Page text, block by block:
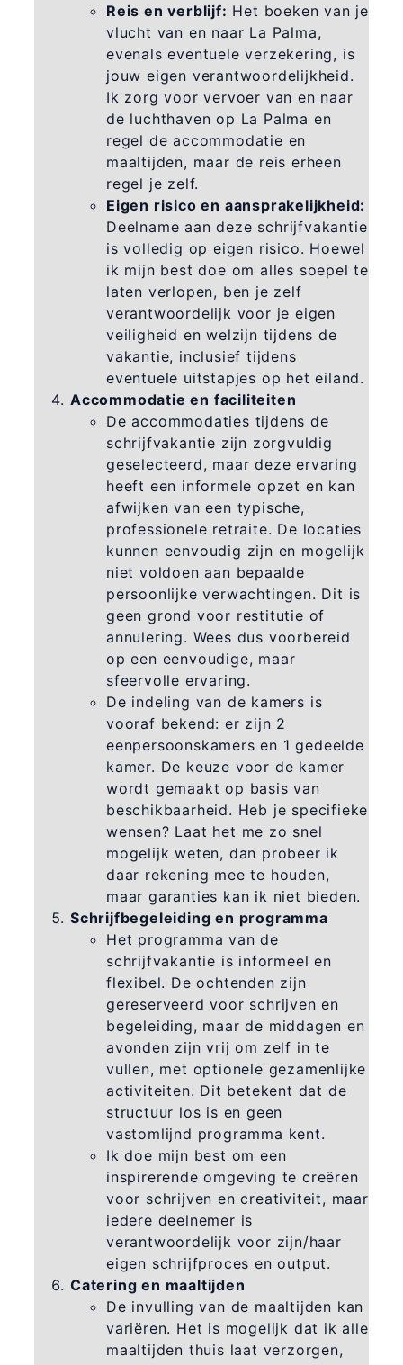
Reis en verblijf: Het boeken van je
vlucht van en naar La Palma,
evenals eventuele verzekering, is
jouw eigen verantwoordelijkheid.
Ik zorg voor vervoer van en naar
de luchthaven op La Palma en
regel de accommodatie en
maaltijden, maar de reis erheen
regel je zelf.
Eigen risico en aansprakelijkheid:
Deelname aan deze schrijfvakantie
is volledig op eigen risico. Hoewel
ik mijn best doe om alles soepel te
laten verlopen, ben je zelf
verantwoordelijk voor je eigen
veiligheid en welzijn tijdens de
vakantie, inclusief tijdens
eventuele uitstapjes op het eiland.
Accommodatie en faciliteiten
De accommodaties tijdens de
schrijfvakantie zijn zorgvuldig
geselecteerd, maar deze ervaring
heeft een informele opzet en kan
afwijken van een typische,
professionele retraite. De locaties
kunnen eenvoudig zijn en mogelijk
niet voldoen aan bepaalde
persoonlijke verwachtingen. Dit is
geen grond voor restitutie of
annulering. Wees dus voorbereid
op een eenvoudige, maar
sfeervolle ervaring.
De indeling van de kamers is
vooraf bekend: er zijn 2
eenpersoonskamers en 1 gedeelde
kamer. De keuze voor de kamer
wordt gemaakt op basis van
beschikbaarheid. Heb je specifieke
wensen? Laat het me zo snel
mogelijk weten, dan probeer ik
daar rekening mee te houden,
maar garanties kan ik niet bieden.
Schrijfbegeleiding en programma
Het programma van de
schrijfvakantie is informeel en
flexibel. De ochtenden zijn
gereserveerd voor schrijven en
begeleiding, maar de middagen en
avonden zijn vrij om zelf in te
vullen, met optionele gezamenlijke
activiteiten. Dit betekent dat de
structuur los is en geen
vastomlijnd programma kent.
Ik doe mijn best om een
inspirerende omgeving te creëren
voor schrijven en creativiteit, maar
iedere deelnemer is
verantwoordelijk voor zijn/haar
eigen schrijfproces en output.
Catering en maaltijden
De invulling van de maaltijden kan
variëren. Het is mogelijk dat ik alle
maaltijden thuis laat verzorgen,